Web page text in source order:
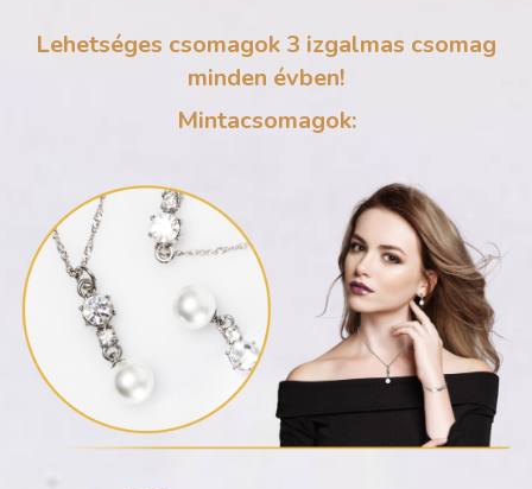
Lehetséges csomagok 3 izgalmas csomag
minden évben!
Mintacsomagok: